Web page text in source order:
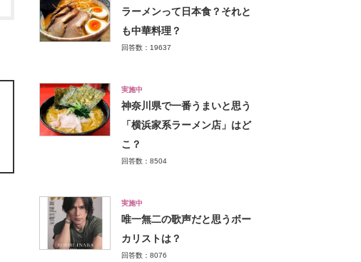
ラーメンって日本食？それと
も中華料理？
回答数：19637
実施中
神奈川県で一番うまいと思う
「横浜家系ラーメン店」はど
こ？
回答数：8504
実施中
唯一無二の歌声だと思うボー
カリストは？
回答数：8076